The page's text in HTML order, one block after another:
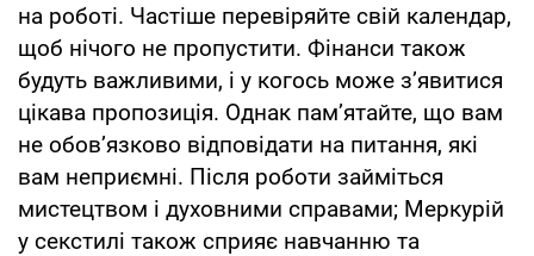
на роботі. Частіше перевіряйте свій календар,
щоб нічого не пропустити. Фінанси також
будуть важливими, і у когось може з’явитися
цікава пропозиція. Однак пам’ятайте, що вам
не обов’язково відповідати на питання, які
вам неприємні. Після роботи займіться
мистецтвом і духовними справами; Меркурій
у секстилі також сприяє навчанню та